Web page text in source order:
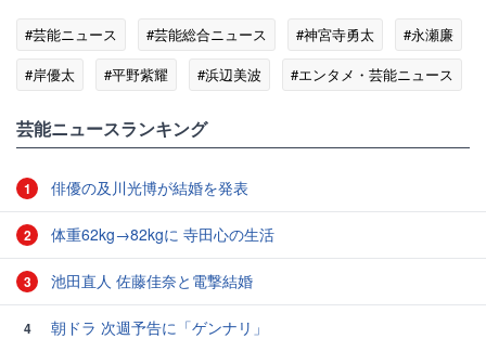
#芸能ニュース #芸能総合ニュース #神宮寺勇太
#永瀬廉
#岸優太
#平野紫耀 #浜辺美波 #エンタメ・芸能ニュース
芸能ニュースランキング
1 俳優の及川光博が結婚を発表
2 体重62kg→82kgに 寺田心の生活
3 池田直人 佐藤佳奈と電撃結婚
4 朝ドラ 次週予告に「ゲンナリ」